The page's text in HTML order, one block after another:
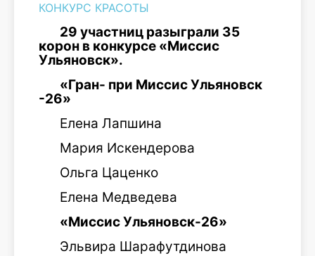
КОНКУРС КРАСОТЫ
29 участниц разыграли 35
корон в конкурсе «Миссис
Ульяновск».
«Гран- при Миссис Ульяновск
-26»
Елена Лапшина
Мария Искендерова
Ольга Цаценко
Елена Медведева
«Миссис Ульяновск-26»
Эльвира Шарафутдинова